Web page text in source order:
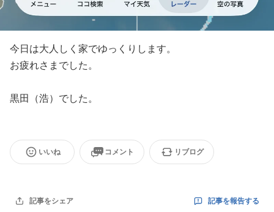
今日は大人しく家でゆっくりします。
お疲れさまでした。
黒田（浩）でした。
いいね コメント リブログ
記事をシェア 記事を報告する